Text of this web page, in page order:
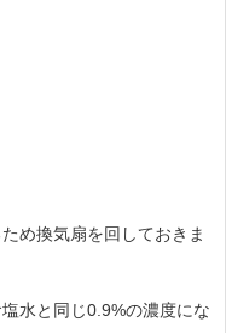
め換気扇を回しておきま
水と同じ0.9%の濃度にな